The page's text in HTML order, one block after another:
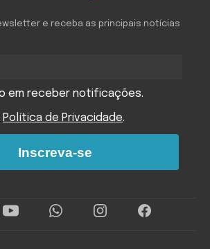
e receba as principais notícias
em receber notificações.
Política de Privacidade.
Inscreva-se